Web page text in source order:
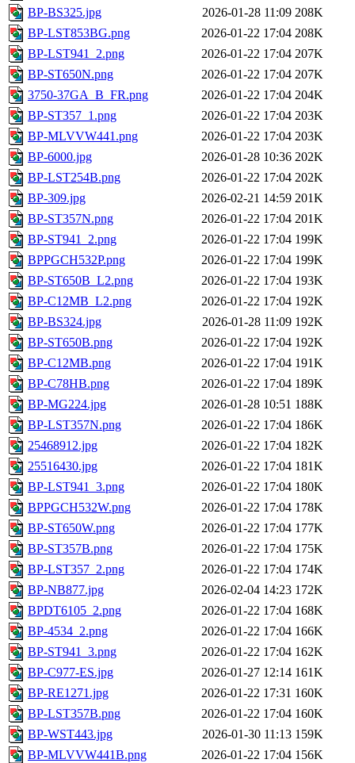
BP-BS325.jpg
2026-01-28 11:09 208K
BP-LST853BG.png
2026-01-22 17:04 208K
BP-LST941_2.png
2026-01-22 17:04 207K
BP-ST650N.png
2026-01-22 17:04 207K
3750-37GA_B_FR.png
2026-01-22 17:04 204K
BP-ST357_1.png
2026-01-22 17:04 203K
BP-MLVVW441.png
2026-01-22 17:04 203K
BP-6000.jpg
2026-01-28 10:36 202K
BP-LST254B.png
2026-01-22 17:04 202K
BP-309.jpg
2026-02-21 14:59 201K
BP-ST357N.png
2026-01-22 17:04 201K
BP-ST941_2.png
2026-01-22 17:04 199K
BPPGCH532P.png
2026-01-22 17:04 199K
BP-ST650B_L2.png
2026-01-22 17:04 193K
BP-C12MB_L2.png
2026-01-22 17:04 192K
BP-BS324.jpg
2026-01-28 11:09 192K
BP-ST650B.png
2026-01-22 17:04 192K
BP-C12MB.png
2026-01-22 17:04 191K
BP-C78HB.png
2026-01-22 17:04 189K
BP-MG224.jpg
2026-01-28 10:51 188K
BP-LST357N.png
2026-01-22 17:04 186K
25468912.jpg
2026-01-22 17:04 182K
25516430.jpg
2026-01-22 17:04 181K
BP-LST941_3.png
2026-01-22 17:04 180K
BPPGCH532W.png
2026-01-22 17:04 178K
BP-ST650W.png
2026-01-22 17:04 177K
BP-ST357B.png
2026-01-22 17:04 175K
BP-LST357_2.png
2026-01-22 17:04 174K
BP-NB877.jpg
2026-02-04 14:23 172K
BPDT6105_2.png
2026-01-22 17:04 168K
BP-4534_2.png
2026-01-22 17:04 166K
BP-ST941_3.png
2026-01-22 17:04 162K
BP-C977-ES.jpg
2026-01-27 12:14 161K
BP-RE1271.jpg
2026-01-22 17:31 160K
BP-LST357B.png
2026-01-22 17:04 160K
BP-WST443.jpg
2026-01-30 11:13 159K
BP-MLVVW441B.png
2026-01-22 17:04 156K